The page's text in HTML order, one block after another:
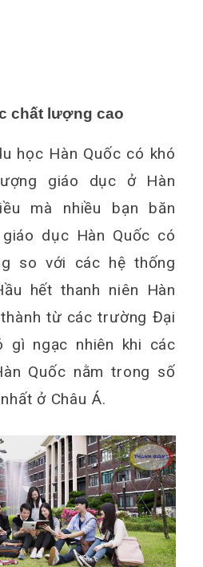
chất lượng cao
học Hàn Quốc có khó
giáo dục ở Hàn
mà nhiều bạn băn
dục Hàn Quốc có
so với các hệ thống
hết thanh niên Hàn
từ các trường Đại
gì ngạc nhiên khi các
Quốc nằm trong số
ở Châu Á.